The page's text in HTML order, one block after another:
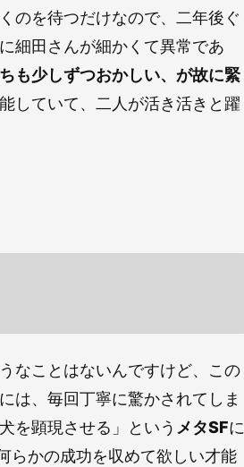
のを待つだけなので、二年後ぐ
細田さんが細かくて異常であ
ちも少しずつおかしい、が故に緊
していて、二人が活き活きと躍
なことはないんですけど、この
には、毎回丁寧に驚かされてしま
を顕現させる」という メタSFに
らかの成功を収めて欲しい才能